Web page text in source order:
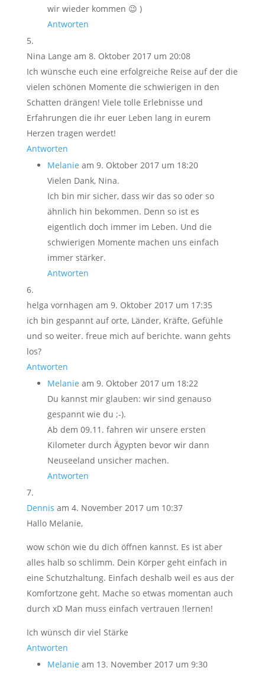
wir wieder kommen 😉 )
Antworten
Nina Lange am 8. Oktober 2017 um 20:08
Ich wünsche euch eine erfolgreiche Reise auf der die
vielen schönen Momente die schwierigen in den
Schatten drängen! Viele tolle Erlebnisse und
Erfahrungen die ihr euer Leben lang in eurem
Herzen tragen werdet!
Antworten
Melanie am 9. Oktober 2017 um 18:20
Vielen Dank, Nina.
Ich bin mir sicher, dass wir das so oder so
ähnlich hin bekommen. Denn so ist es
eigentlich doch immer im Leben. Und die
schwierigen Momente machen uns einfach
immer stärker.
Antworten
helga vornhagen am 9. Oktober 2017 um 17:35
ich bin gespannt auf orte, Länder, Kräfte, Gefühle
und so weiter. freue mich auf berichte. wann gehts
los?
Antworten
Melanie am 9. Oktober 2017 um 18:22
Du kannst mir glauben: wir sind genauso
gespannt wie du ;-).
Ab dem 09.11. fahren wir unsere ersten
Kilometer durch Ägypten bevor wir dann
Neuseeland unsicher machen.
Antworten
Dennis am 4. November 2017 um 10:37
Hallo Melanie,
wow schön wie du dich öffnen kannst. Es ist aber
alles halb so schlimm. Dein Körper geht einfach in
eine Schutzhaltung. Einfach deshalb weil es aus der
Komfortzone geht. Mache so etwas momentan auch
durch xD Man muss einfach vertrauen !lernen!
Ich wünsch dir viel Stärke
Antworten
Melanie am 13. November 2017 um 9:30